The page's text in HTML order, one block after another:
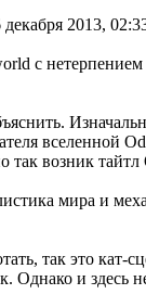
декабря 2013,
с
вселенной
возник
мира и
так это кат-
Однако и